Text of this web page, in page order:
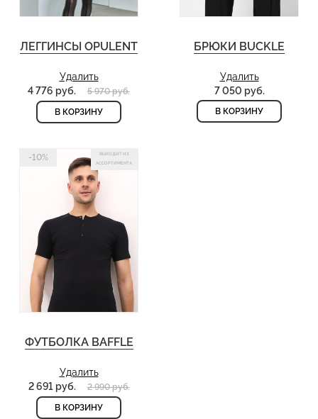
ЛЕГГИНСЫ OPULENT
Удалить
4 776 руб.
5 970 руб.
В КОРЗИНУ
БРЮКИ BUCKLE
Удалить
7 050 руб.
В КОРЗИНУ
ВЫХОДИТ ИЗ
АССОРТИМЕНТА
-10%
ФУТБОЛКА BAFFLE
Удалить
2 691 руб.
2 990 руб.
В КОРЗИНУ